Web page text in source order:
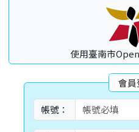
使用臺南市
會員
帳號：